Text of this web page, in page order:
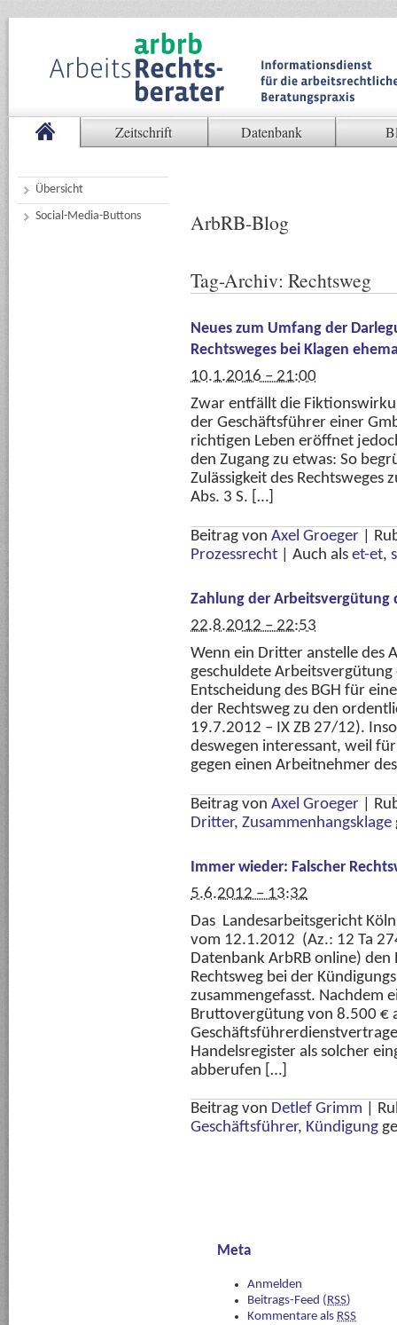
Zeitschrift Datenbank
Übersicht
Social-Media-Buttons
ArbRB-Blog
Tag-Archiv: Rechtsweg
Neues zum Umfang der
Rechtsweges bei Klagen
10.1.2016 – 21:00
Zwar entfällt die
der Geschäftsführer einer
richtigen Leben eröffnet
den Zugang zu etwas: So
Zulässigkeit des
Abs. 3 S. […]
Beitrag von Axel Groeger
Prozessrecht
Auch als et-et,
Zahlung der Arbeitsvergütung
22.8.2012 – 22:53
Wenn ein Dritter anstelle des
geschuldete
Entscheidung des BGH für
der Rechtsweg zu den
19.7.2012 – IX ZB 27/12).
deswegen interessant, weil
gegen einen Arbeitnehmer
Beitrag von Axel Groeger
Dritter, Zusammenhangsklage
Immer wieder: Falscher
5.6.2012 – 13:32
Das Landesarbeitsgericht
vom 12.1.2012 (Az.: 12 Ta
Datenbank ArbRB online)
Rechtsweg bei der
zusammengefasst. Nachdem
Bruttovergütung von 8.500 €
Handelsregister als solcher
abberufen […]
Beitrag von Detlef Grimm
Geschäftsführer, Kündigung
Meta
Anmelden
Beitrags-Feed (RSS)
Kommentare als RSS